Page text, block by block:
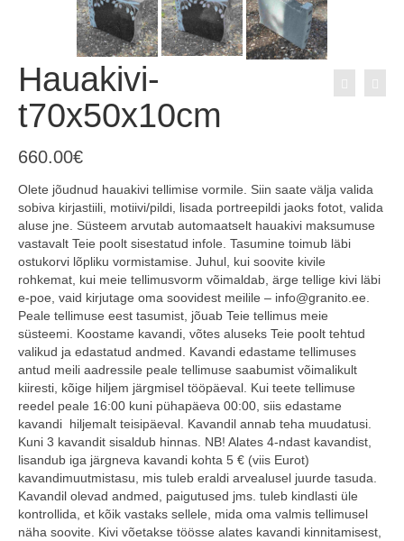
Hauakivi-
t70x50x10cm
660.00€
Olete jõudnud hauakivi tellimise vormile. Siin saate välja valida
sobiva kirjastiili, motiivi/pildi, lisada portreepildi jaoks fotot, valida
aluse jne. Süsteem arvutab automaatselt hauakivi maksumuse
vastavalt Teie poolt sisestatud infole. Tasumine toimub läbi
ostukorvi lõpliku vormistamise. Juhul, kui soovite kivile
rohkemat, kui meie tellimusvorm võimaldab, ärge tellige kivi läbi
e-poe, vaid kirjutage oma soovidest meilile – info@granito.ee.
Peale tellimuse eest tasumist, jõuab Teie tellimus meie
süsteemi. Koostame kavandi, võtes aluseks Teie poolt tehtud
valikud ja edastatud andmed. Kavandi edastame tellimuses
antud meili aadressile peale tellimuse saabumist võimalikult
kiiresti, kõige hiljem järgmisel tööpäeval. Kui teete tellimuse
reedel peale 16:00 kuni pühapäeva 00:00, siis edastame
kavandi hiljemalt teisipäeval. Kavandil annab teha muudatusi.
Kuni 3 kavandit sisaldub hinnas. NB! Alates 4-ndast kavandist,
lisandub iga järgneva kavandi kohta 5 € (viis Eurot)
kavandimuutmistasu, mis tuleb eraldi arvealusel juurde tasuda.
Kavandil olevad andmed, paigutused jms. tuleb kindlasti üle
kontrollida, et kõik vastaks sellele, mida oma valmis tellimusel
näha soovite. Kivi võetakse töösse alates kavandi kinnitamisest,